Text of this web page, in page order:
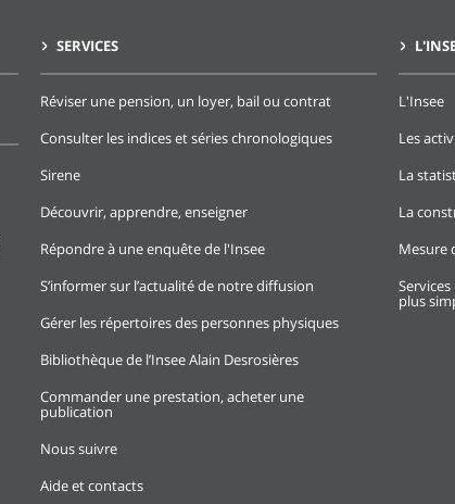
SERVICES
Réviser une pension, un loyer, bail ou contrat
Consulter les indices et séries chronologiques
Sirene
Découvrir, apprendre, enseigner
Répondre à une enquête de l'Insee
S’informer sur l’actualité de notre diffusion
Gérer les répertoires des personnes physiques
Bibliothèque de l’Insee Alain Desrosières
Commander une prestation, acheter une
publication
Nous suivre
Aide et contacts
L'Insee
Les
La
La
Mesure
plus